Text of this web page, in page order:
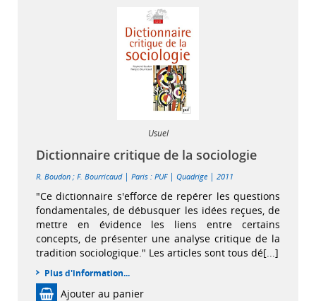
Usuel
Dictionnaire critique de la sociologie
R. Boudon ; F. Bourricaud | Paris : PUF| Quadrige | 2011
"Ce dictionnaire s'efforce de repérer les questions
fondamentales, de débusquer les idées reçues, de
mettre en évidence les liens entre certains
concepts, de présenter une analyse critique de la
tradition sociologique." Les articles sont tous dé[...]
Plus d'information...
Ajouter au panier